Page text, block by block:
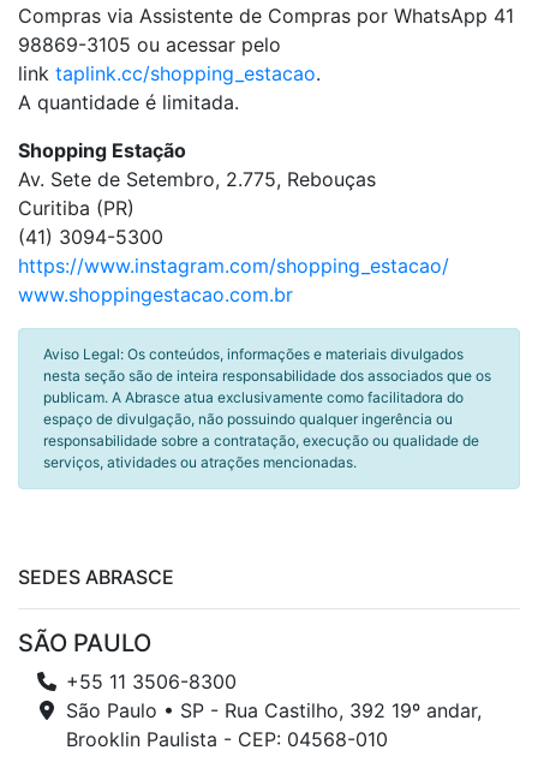
Compras via Assistente de Compras por WhatsApp 41
98869-3105 ou acessar pelo
link taplink.cc/shopping_estacao.
A quantidade é limitada.
Shopping Estação
Av. Sete de Setembro, 2.775, Rebouças
Curitiba (PR)
(41) 3094-5300
https://www.instagram.com/shopping_estacao/
www.shoppingestacao.com.br
Aviso Legal: Os conteúdos, informações e materiais divulgados
nesta seção são de inteira responsabilidade dos associados que os
publicam. A Abrasce atua exclusivamente como facilitadora do
espaço de divulgação, não possuindo qualquer ingerência ou
responsabilidade sobre a contratação, execução ou qualidade de
serviços, atividades ou atrações mencionadas.
SEDES ABRASCE
SÃO PAULO
+55 11 3506-8300
São Paulo • SP - Rua Castilho, 392 19º andar,
Brooklin Paulista - CEP: 04568-010